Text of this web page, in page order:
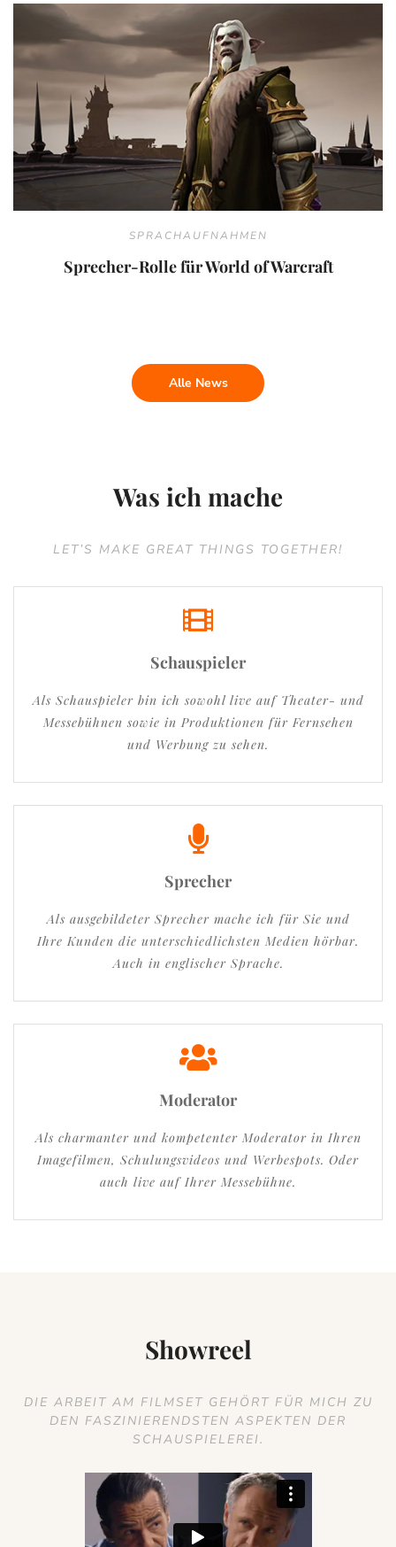
SPRACHAUFNAHMEN
Sprecher-Rolle für World of Warcraft
Alle News
Was ich mache
LET’S MAKE GREAT THINGS TOGETHER!
Schauspieler
Als Schauspieler bin ich sowohl live auf Theater- und
Messebühnen sowie in Produktionen für Fernsehen
und Werbung zu sehen.
Sprecher
Als ausgebildeter Sprecher mache ich für Sie und
Ihre Kunden die unterschiedlichsten Medien hörbar.
Auch in englischer Sprache.
Moderator
Als charmanter und kompetenter Moderator in Ihren
Imagefilmen, Schulungsvideos und Werbespots. Oder
auch live auf Ihrer Messebühne.
Showreel
DIE ARBEIT AM FILMSET GEHÖRT FÜR MICH ZU
DEN FASZINIERENDSTEN ASPEKTEN DER
SCHAUSPIELEREI.